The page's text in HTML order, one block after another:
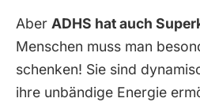
Aber ADHS hat auch
Menschen muss man
schenken! Sie sind
ihre unbändige Energie